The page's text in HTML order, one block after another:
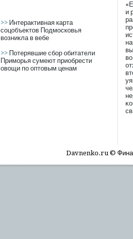
>> Интерактивная карта
соцобъектов Подмосковья
возникла в вебе
>> Потерявшие сбор обитатели
Приморья сумеют приобрести
овощи по оптовым ценам
и
Davnenko.ru ©